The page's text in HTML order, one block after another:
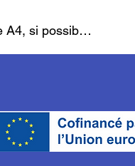
A4, si possible